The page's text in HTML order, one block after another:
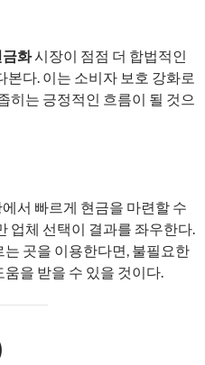
화시장이 점점 더 합법적인
다. 이는 소비자 보호 강화로
히는 긍정적인 흐름이 될 것으
서 빠르게 현금을 마련할 수
업체 선택이 결과를 좌우한다.
곳을 이용한다면, 불필요한
을 받을 수 있을 것이다.